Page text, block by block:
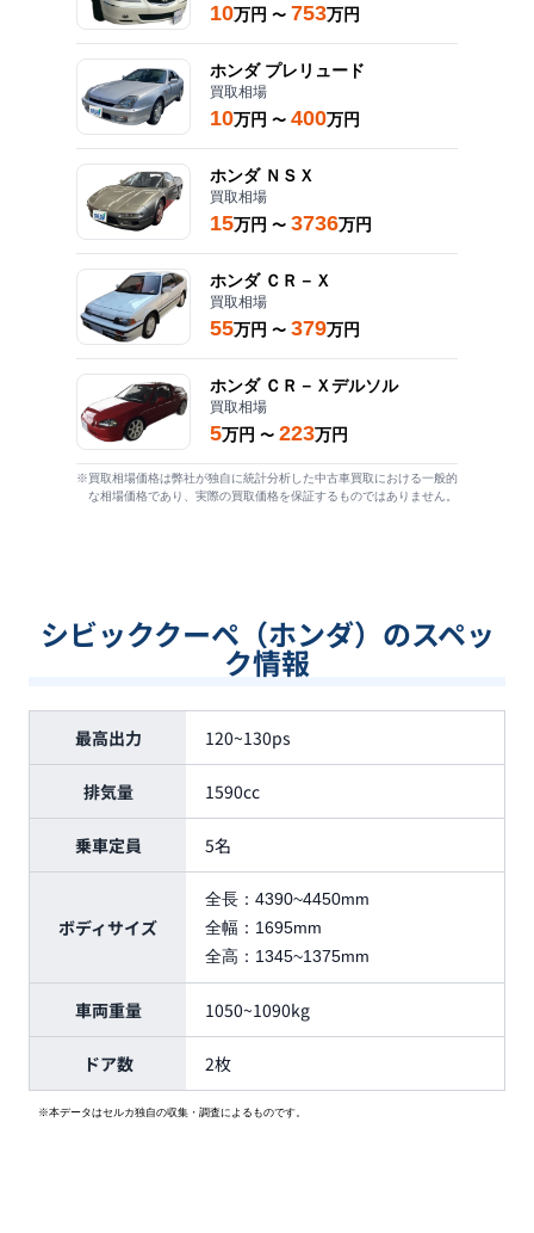
10万円 〜 753万円
ホンダ プレリュード
買取相場
10万円 〜 400万円
ホンダ ＮＳＸ
買取相場
15万円 〜 3736万円
ホンダ ＣＲ－Ｘ
買取相場
55万円 〜 379万円
ホンダ ＣＲ－Ｘデルソル
買取相場
5万円 〜 223万円
※買取相場価格は弊社が独自に統計分析した中古車買取における一般的
な相場価格であり、実際の買取価格を保証するものではありません。
シビッククーペ（ホンダ）のスペッ
ク情報
最高出力 120~130ps
排気量 1590cc
乗車定員 5名
ボディサイズ
全長： 4390~4450mm
全幅： 1695mm
全高： 1345~1375mm
車両重量 1050~1090kg
ドア数 2枚
※本データはセルカ独自の収集・調査によるものです。